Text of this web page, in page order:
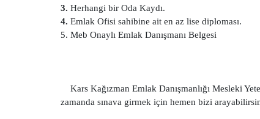
3. Herhangi bir Oda Kaydı.
4. Emlak Ofisi sahibine ait en az lise diploması.
5. Meb Onaylı Emlak Danışmanı Belgesi
Kars Kağızman Emlak Danışmanlığı Mesleki
zamanda sınava girmek için hemen bizi